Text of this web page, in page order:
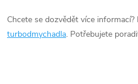
a
Chcete se dozvědět více informací?
turbodmychadla. Potřebujete